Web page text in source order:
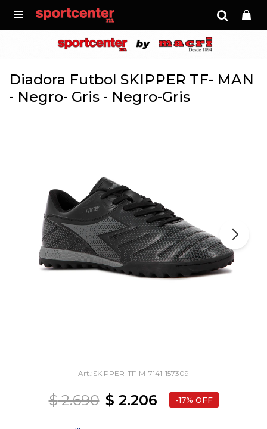

Diadora Futbol SKIPPER TF- MAN
- Negro- Gris - Negro-Gris
SKIPPER-TF-M-7141-157309
$ 2.206
$ 2.690 17